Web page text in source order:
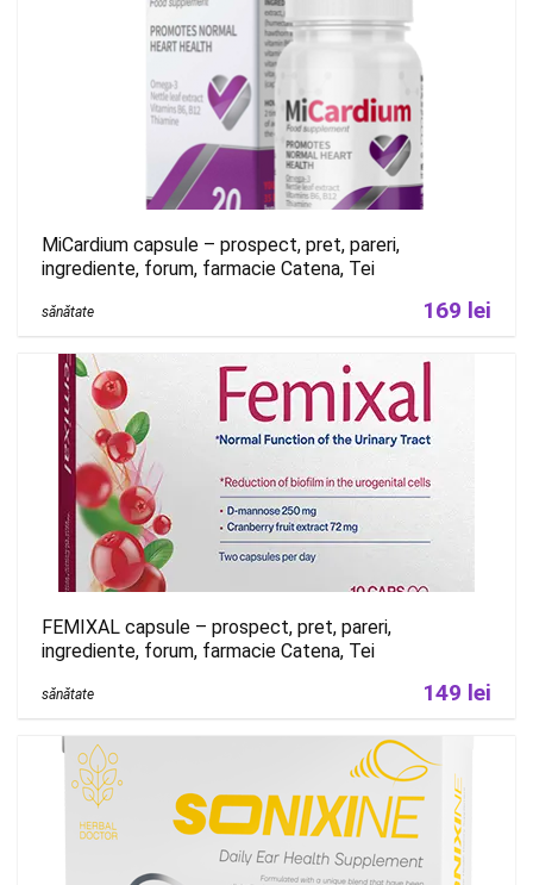
MiCardium capsule – prospect, pret, pareri,
ingrediente, forum, farmacie Catena, Tei
sănătate 169 lei
FEMIXAL capsule – prospect, pret, pareri,
ingrediente, forum, farmacie Catena, Tei
sănătate 149 lei